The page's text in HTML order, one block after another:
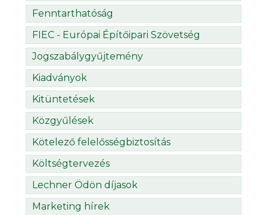
Fenntarthatóság
FIEC - Európai Építőipari Szövetség
Jogszabálygyűjtemény
Kiadványok
Kitüntetések
Közgyűlések
Kötelező felelősségbiztosítás
Költségtervezés
Lechner Ödön díjasok
Marketing hírek